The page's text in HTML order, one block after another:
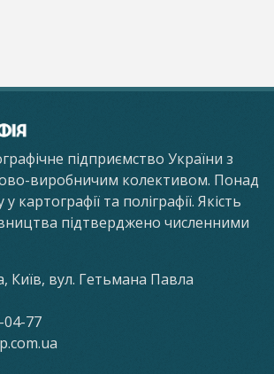
підприємство України з
виробничим колективом. Понад
картографії та поліграфії. Якість
підтверджено численними
Київ, вул. Гетьмана Павла
04-77